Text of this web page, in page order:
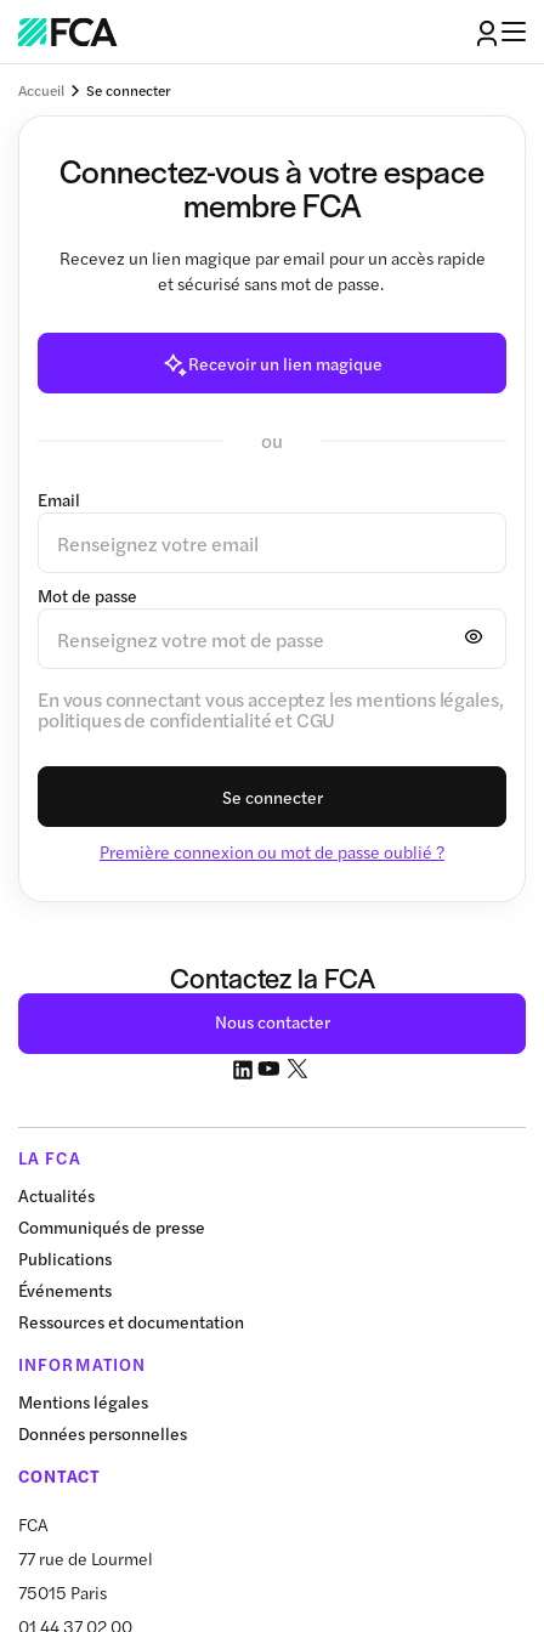
Accueil Se connecter
Connectez-vous à votre espace
membre FCA
Recevez un lien magique par email pour un accès rapide
et sécurisé sans mot de passe.
Recevoir un lien magique
ou
Email
Mot de passe
En vous connectant vous acceptez les mentions légales,
politiques de confidentialité et CGU
Se connecter
Première connexion ou mot de passe oublié ?
Contactez la FCA
Nous contacter
LA FCA
Actualités
Communiqués de presse
Publications
Événements
Ressources et documentation
INFORMATION
Mentions légales
Données personnelles
CONTACT
FCA
77 rue de Lourmel
75015 Paris
01 44 37 02 00